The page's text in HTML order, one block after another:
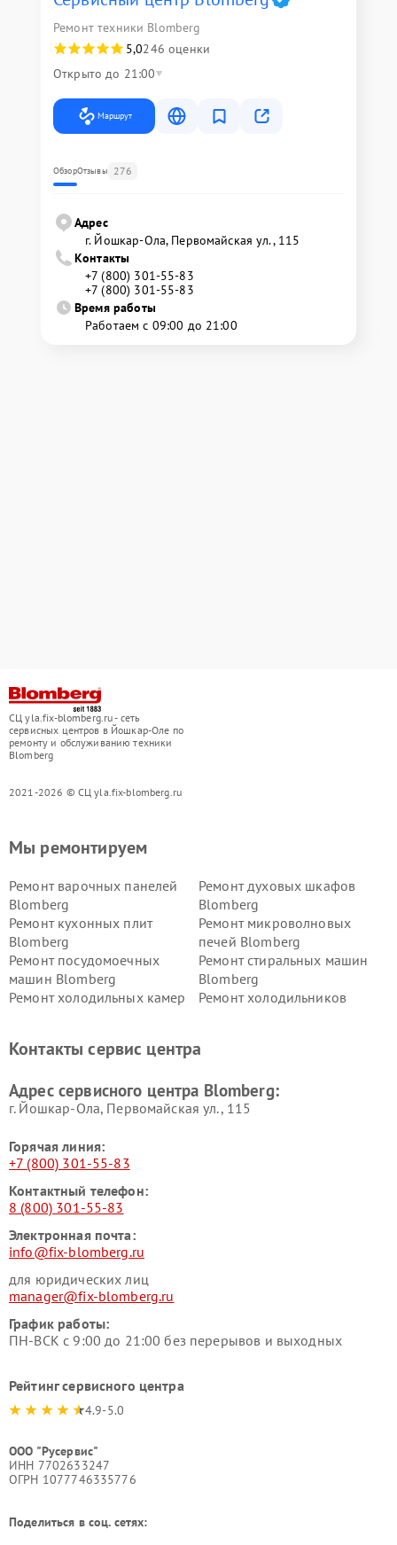
Ремонт техники Blomberg
5,0246 оценки
Открыто до 21:00
Маршрут
ОбзорОтзывы 276
Адрес
г. Йошкар-Ола, Первомайская ул., 115
Контакты
+7 (800) 301-55-83
+7 (800) 301-55-83
Время работы
Работаем с 09:00 до 21:00
СЦ yla.fix-blomberg.ru - сеть
сервисных центров в Йошкар-Оле по
ремонту и обслуживанию техники
Blomberg
2021-2026 © СЦ yla.fix-blomberg.ru
Мы ремонтируем
Ремонт варочных панелей
Blomberg
Ремонт духовых шкафов
Blomberg
Ремонт кухонных плит
Blomberg
Ремонт микроволновых
печей Blomberg
Ремонт посудомоечных
машин Blomberg
Ремонт стиральных машин
Blomberg
Ремонт холодильных камер
Ремонт холодильников
Контакты сервис центра
Адрес сервисного центра Blomberg:
г. Йошкар-Ола, Первомайская ул., 115
Горячая линия:
+7 (800) 301-55-83
Контактный телефон:
8 (800) 301-55-83
Электронная почта:
info@fix-blomberg.ru
для юридических лиц
manager@fix-blomberg.ru
График работы:
ПН-ВСК с 9:00 до 21:00 без перерывов и выходных
Рейтинг сервисного центра
4.9-5.0
ООО "Русервис"
ИНН 7702633247
ОГРН 1077746335776
Поделиться в соц. сетях: